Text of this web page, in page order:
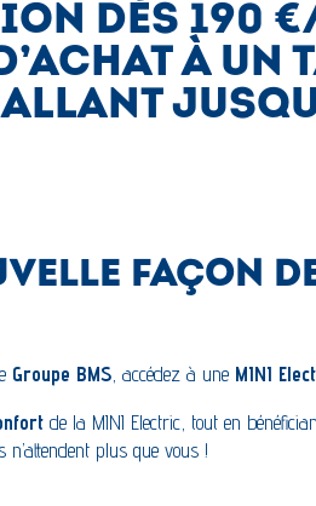
DÈS 190
À UN
FAÇON
Groupe BMS , accédez à une MINI
de la MINI Electric, tout en
n’attendent plus que vous !